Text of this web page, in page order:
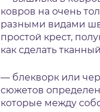
ковров на очень
разными видами
простой крест,
как сделать
— блекворк или
сюжетов
которые между